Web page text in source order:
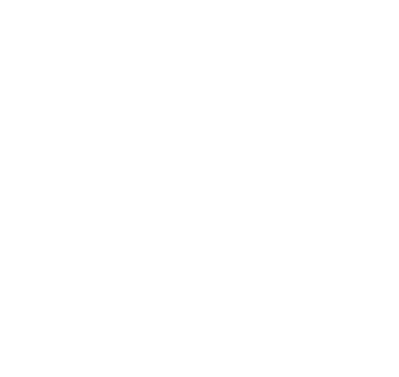
Dateierweiterung: pdf, Dateigröße: 22,58 KB)
_Silzen_-_Haushaltssatzung_2022.pdf,